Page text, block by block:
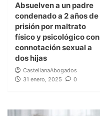
Absuelven a un padre
condenado a 2 años de
prisión por maltrato
físico y psicológico con
connotación sexual a
dos hijas
CastellanaAbogados
31 enero, 2025
0